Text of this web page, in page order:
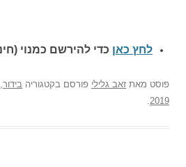
לחץ כאן כדי להירשם כמנוי
פוסט מאת זאב גלילי פורסם בקטגוריה בידור,
2019
.